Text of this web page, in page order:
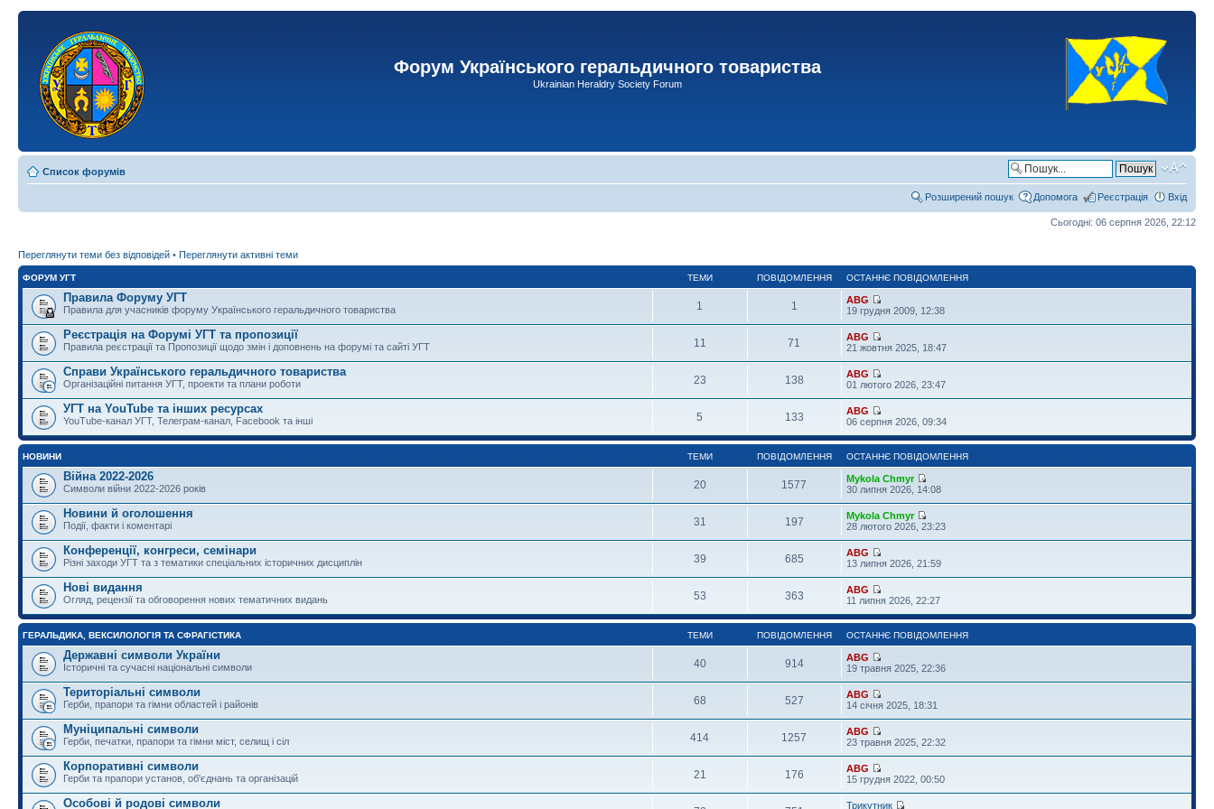
Форум Українського геральдичного товариства
Ukrainian Heraldry Society Forum
Список форумів
Розширений пошук Допомога Реєстрація Вхід
Сьогодні: 06 серпня 2026, 22:12
Переглянути теми без відповідей • Переглянути активні теми
ФОРУМ УГТ ТЕМИ ПОВІДОМЛЕННЯ ОСТАННЄ ПОВІДОМЛЕННЯ
Правила Форуму УГТ
Правила для учасників форуму Українського геральдичного товариства 1 1
ABG
19 грудня 2009, 12:38
Реєстрація на Форумі УГТ та пропозиції
Правила реєстрації та Пропозиції щодо змін і доповнень на форумі та сайті УГТ 11 71
ABG
21 жовтня 2025, 18:47
Справи Українського геральдичного товариства
Організаційні питання УГТ, проекти та плани роботи 23 138
ABG
01 лютого 2026, 23:47
УГТ на YouTube та інших ресурсах
YouTube-канал УГТ, Телеграм-канал, Facebook та інші 5 133
ABG
06 серпня 2026, 09:34
НОВИНИ ТЕМИ ПОВІДОМЛЕННЯ ОСТАННЄ ПОВІДОМЛЕННЯ
Війна 2022-2026
Символи війни 2022-2026 років 20 1577
Mykola Chmyr
30 липня 2026, 14:08
Новини й оголошення
Події, факти і коментарі 31 197
Mykola Chmyr
28 лютого 2026, 23:23
Конференції, конгреси, семінари
Різні заходи УГТ та з тематики спеціальних історичних дисциплін 39 685
ABG
13 липня 2026, 21:59
Нові видання
Огляд, рецензії та обговорення нових тематичних видань 53 363
ABG
11 липня 2026, 22:27
ГЕРАЛЬДИКА, ВЕКСИЛОЛОГІЯ ТА СФРАГІСТИКА ТЕМИ ПОВІДОМЛЕННЯ ОСТАННЄ ПОВІДОМЛЕННЯ
Державні символи України
Історичні та сучасні національні символи 40 914
ABG
19 травня 2025, 22:36
Територіальні символи
Герби, прапори та гімни областей і районів 68 527
ABG
14 січня 2025, 18:31
Муніципальні символи
Герби, печатки, прапори та гімни міст, селищ і сіл 414 1257
ABG
23 травня 2025, 22:32
Корпоративні символи
Герби та прапори установ, об'єднань та організацій 21 176
ABG
15 грудня 2022, 00:50
Особові й родові символи Трикутник